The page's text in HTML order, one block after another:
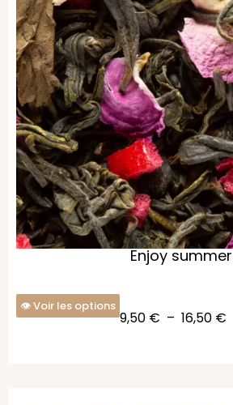
Enjoy summer
Voir les options
9,50 € – 16,50 €